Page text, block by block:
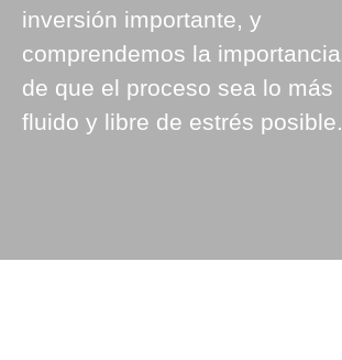
inversión importante, y
comprendemos la importancia
de que el proceso sea lo más
fluido y libre de estrés posible.